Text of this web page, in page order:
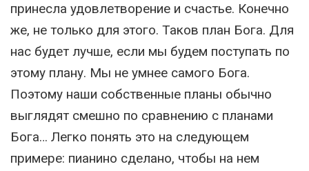
принесла удовлетворение и счастье. Конечно
же, не только для этого. Таков план Бога. Для
нас будет лучше, если мы будем поступать по
этому плану. Мы не умнее самого Бога.
Поэтому наши собственные планы обычно
выглядят смешно по сравнению с планами
Бога… Легко понять это на следующем
примере: пианино сделано, чтобы на нем